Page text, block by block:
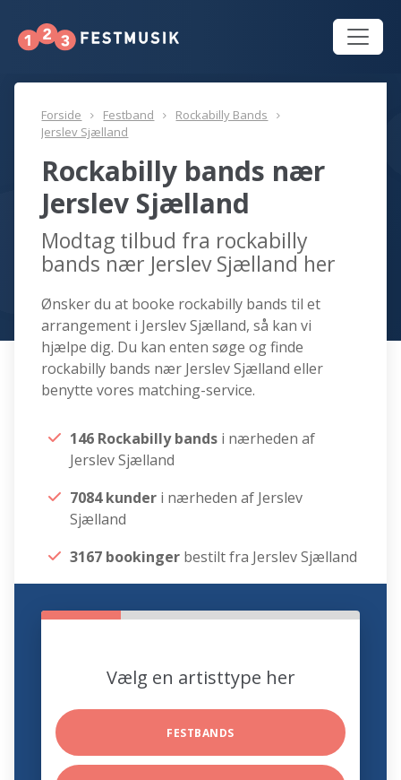
Forside Festband
Rockabilly Bands
Jerslev Sjælland
Rockabilly bands nær
Jerslev Sjælland
Modtag tilbud fra rockabilly
bands nær Jerslev Sjælland her
Ønsker du at booke rockabilly bands til et
arrangement i Jerslev Sjælland, så kan vi
hjælpe dig. Du kan enten søge og finde
rockabilly bands nær Jerslev Sjælland eller
benytte vores matching-service.
146 Rockabilly bands i nærheden af
Jerslev Sjælland
7084 kunder i nærheden af Jerslev
Sjælland
3167 bookinger bestilt fra Jerslev Sjælland
Vælg en artisttype her
FESTBANDS